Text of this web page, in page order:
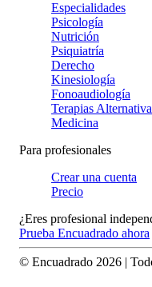
Especialidades
Psicología
Nutrición
Psiquiatría
Derecho
Kinesiología
Fonoaudiología
Terapias
Medicina
Para profesionales
Crear una cuenta
Precio
¿Eres profesional
Prueba Encuadrado ahora
© Encuadrado 2026 |